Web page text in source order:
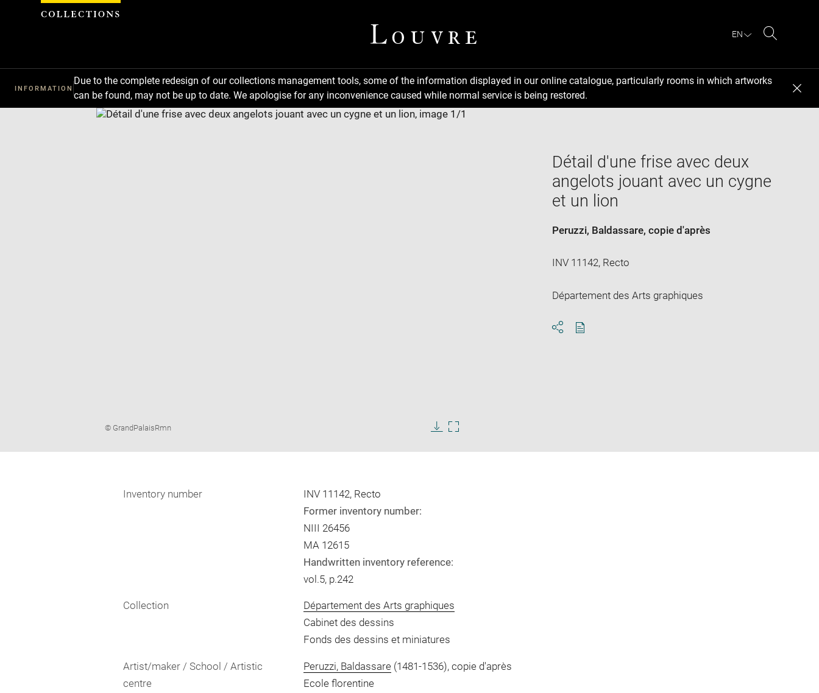
EN
INFORMATION
Due to the complete redesign of our collections management tools, some of the information displayed in our online catalogue, particularly rooms in which artworks
can be found, may not be up to date. We apologise for any inconvenience caused while normal service is being restored.
new
Image
© GrandPalaisRmn
imageimage
Détail d'une frise avec deux
angelots jouant avec un cygne
et un lion
Peruzzi, Baldassare, copie d'après
INV 11142, Recto
Département des Arts graphiques
Inventory number
INV 11142, Recto
Former inventory number:
NIII 26456
MA 12615
Handwritten inventory reference:
vol.5, p.242
Collection
Département des Arts graphiques
Cabinet des dessins
Fonds des dessins et miniatures
Artist/maker / School / Artistic
centre
Peruzzi, Baldassare(1481-1536), copie d'après
Ecole florentine
Cookies management panel